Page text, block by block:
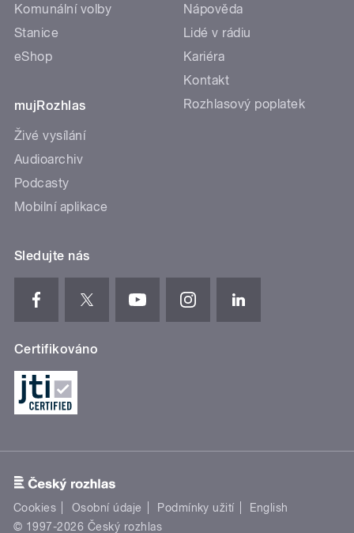
Komunální volby
Stanice
eShop
mujRozhlas
Živé vysílání
Audioarchiv
Podcasty
Mobilní aplikace
Nápověda
Lidé v rádiu
Kariéra
Kontakt
Rozhlasový poplatek
Sledujte nás
Certifikováno
Cookies Osobní údaje Podmínky užití
English
© 1997-2026 Český rozhlas